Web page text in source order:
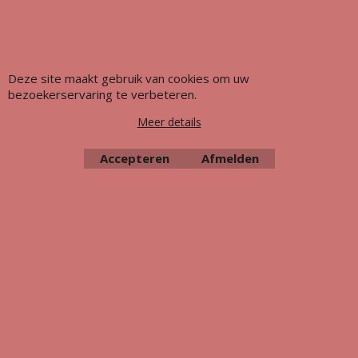
Deze site maakt gebruik van cookies om uw
bezoekerservaring te verbeteren.
Meer details
Accepteren Afmelden